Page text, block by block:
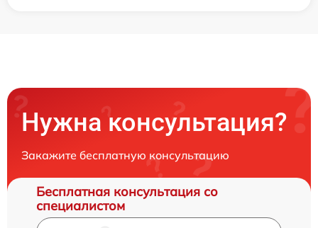
Нужна консультация?
Закажите бесплатную консультацию
Бесплатная консультация со
специалистом